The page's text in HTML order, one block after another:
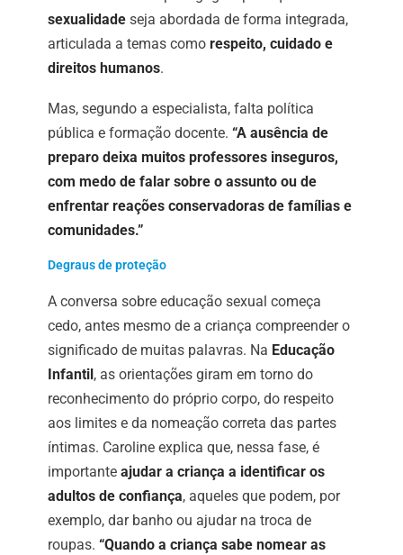
sexualidadeseja abordada de forma integrada,
articulada a temas como respeito, cuidado e
direitos humanos.
Mas, segundo a especialista, falta política
pública e formação docente. “A ausência de
preparo deixa muitos professores inseguros,
com medo de falar sobre o assunto ou de
enfrentar reações conservadoras de famílias e
comunidades.”
Degraus de proteção
A conversa sobre educação sexual começa
cedo, antes mesmo de a criança compreender o
significado de muitas palavras. Na Educação
Infantil , as orientações giram em torno do
reconhecimento do próprio corpo, do respeito
aos limites e da nomeação correta das partes
íntimas. Caroline explica que, nessa fase, é
importante ajudar a criança a identificar os
adultos de confiança, aqueles que podem, por
exemplo, dar banho ou ajudar na troca de
roupas. “Quando a criança sabe nomear as